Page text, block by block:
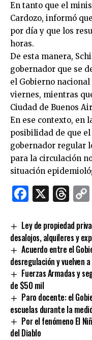
En tanto que el
Cardozo, informó
por día y que los
horas.
De esta manera,
gobernador que se
el Gobierno
viernes, mientras
Ciudad de Buenos
En ese contexto, en
posibilidad de que
gobernador regular
para la circulación
situación
X
Ley de propiedad
desalojos, alquileres y
Acuerdo entre el
desregulación y vuelven
Fuerzas Armadas y
de $50 mil
Paro docente: el
escuelas durante la
Por el fenómeno El
del Diablo